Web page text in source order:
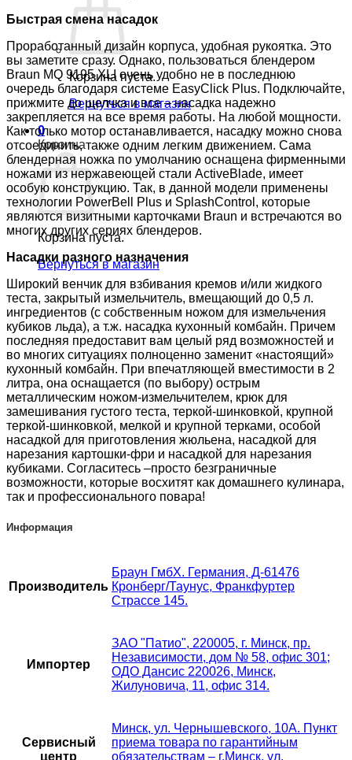
Корзина пуста.
Вернуться в магазин
0
Корзина
Корзина пуста.
Вернуться в магазин
Быстрая смена насадок
Проработанный дизайн корпуса, удобная рукоятка. Это
вы заметите сразу. Однако, пользоваться блендером
Braun MQ 9195 XLI очень удобно не в последнюю
очередь благодаря системе EasyClick Plus. Подключайте,
прижмите до щелчка и все – насадка надежно
закрепляется на все время работы. На любой мощности.
Как только мотор останавливается, насадку можно снова
отсоединить, также одним легким движением. Сама
блендерная ножка по умолчанию оснащена фирменными
ножами из нержавеющей стали ActiveBlade, имеет
особую конструкцию. Так, в данной модели применены
технологии PowerBell Plus и SplashControl, которые
являются визитными карточками Braun и встречаются во
многих других сериях блендеров.
Насадки разного назначения
Широкий венчик для взбивания кремов и/или жидкого
теста, закрытый измельчитель, вмещающий до 0,5 л.
ингредиентов (с собственным ножом для измельчения
кубиков льда), а т.ж. насадка кухонный комбайн. Причем
последняя предоставит вам целый ряд возможностей и
во многих ситуациях полноценно заменит «настоящий»
кухонный комбайн. При впечатляющей вместимости в 2
литра, она оснащается (по выбору) острым
металлическим ножом-измельчителем, крюк для
замешивания густого теста, теркой-шинковкой, крупной
теркой-шинковкой, мелкой и крупной терками, особой
насадкой для приготовления жюльена, насадкой для
нарезания картошки-фри и насадкой для нарезания
кубиками. Согласитесь –просто безграничные
возможности, которые восхитят как домашнего кулинара,
так и профессионального повара!
Информация
Производитель
Браун ГмбХ. Германия, Д-61476
Кронберг/Таунус, Франкфуртер
Страссе 145.
Импортер
ЗАО "Патио", 220005, г. Минск, пр.
Независимости, дом № 58, офис 301;
ОДО Дансис 220026, Минск,
Жилуновича, 11, офис 314.
Сервисный
центр
Минск, ул. Чернышевского, 10А. Пункт
приема товара по гарантийным
обязательствам – г.Минск, ул.